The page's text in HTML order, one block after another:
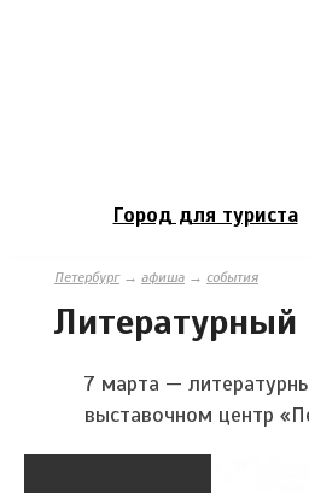
Город для туриста
Петербург→ афиша → события
7 марта —
выставочном центр